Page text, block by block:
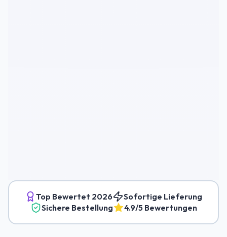
Top Bewertet 2026
Sofortige Lieferung
Sichere Bestellung
4.9/5 Bewertungen